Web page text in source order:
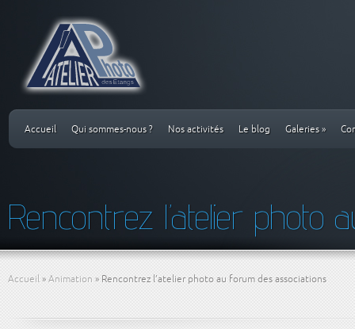
Accueil Qui sommes-nous ? Nos activités Le blog Galeries»
Rencontrez l’atelier photo
Accueil » Animation » Rencontrez l’atelier photo au forum des associations